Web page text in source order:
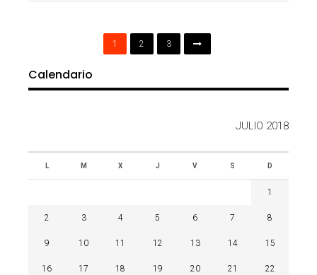
1 2 3
Calendario
JULIO 2018
L M X J V S D
1
2 3 4 5 6 7 8
9 10 11 12 13 14 15
16 17 18 19 20 21 22